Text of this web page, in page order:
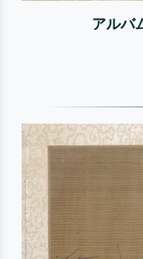
アルバ